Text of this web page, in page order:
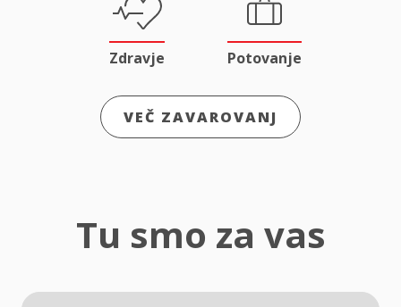
Zdravje Potovanje
VEČ ZAVAROVANJ
Tu smo za vas